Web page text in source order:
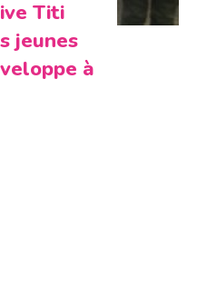
Titi
jeunes
à